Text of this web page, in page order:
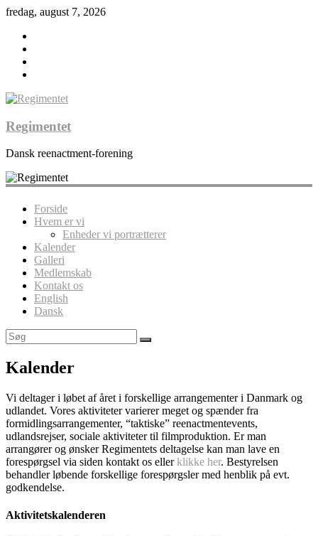
fredag, august 7, 2026
Regimentet
Dansk reenactment-forening
Forside
Hvem er vi
Enheder vi portrætterer
Kalender
Galleri
Medlemskab
Kontakt os
English
Dansk
Kalender
Vi deltager i løbet af året i forskellige arrangementer i Danmark og
udlandet. Vores aktiviteter varierer meget og spænder fra
formidlingsarrangementer, “taktiske” reenactmentevents,
udlandsrejser, sociale aktiviteter til filmproduktion. Er man
arrangører og ønsker Regimentets deltagelse kan man lave en
forespørgsel via siden kontakt os ellerklikke her. Bestyrelsen
behandler løbende forskellige forespørgsler med henblik på evt.
godkendelse.
Aktivitetskalenderen